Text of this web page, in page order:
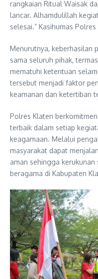
rangkaian Ritual Waisak
lancar. Alhamdulillah
selesai.” Kasihumas
Menurutnya, keberhasilan
sama seluruh pihak,
mematuhi ketentuan
tersebut menjadi faktor
keamanan dan ketertiban
Polres Klaten
terbaik dalam setiap
keagamaan. Melalui
masyarakat dapat
aman sehingga
beragama di Kabupaten